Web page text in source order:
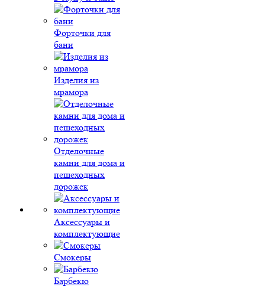
Форточки для
бани
Изделия из
мрамора
Отделочные
камни для дома и
пешеходных
дорожек
Аксессуары и
комплектующие
Смокеры
Барбекю